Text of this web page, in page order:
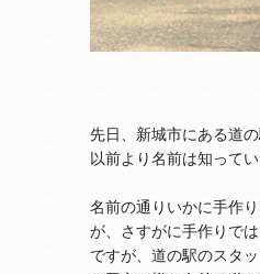
先日、新城市にある道
以前より名前は知って
名前の通りいかに手作
が、さすがに手作りで
ですが、道の駅のスタ